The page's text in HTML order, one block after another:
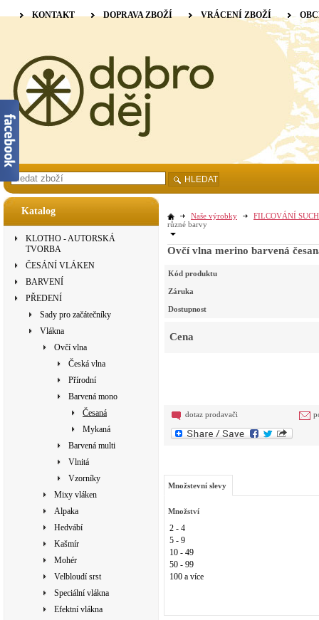
Katalog
KLOTHO - AUTORSKÁ
TVORBA
ČESÁNÍ VLÁKEN
BARVENÍ
PŘEDENÍ
Sady pro začátečníky
Vlákna
Ovčí vlna
Česká vlna
Přírodní
Barvená mono
Česaná
Mykaná
Barvená multi
Vlnitá
Vzorníky
Mixy vláken
Alpaka
Hedvábí
Kašmír
Mohér
Velbloudí srst
Speciální vlákna
Efektní vlákna
Naše výrobky
FILCOVÁNÍ
různé barvy
Ovčí vlna merino barvená
Kód produktu
Záruka
Dostupnost
Cena
dotaz prodavači
Množstevní slevy
Množství
2 - 4
5 - 9
10 - 49
50 - 99
100 a více
KONTAKT DOPRAVA ZBOŽÍ VRÁCENÍ ZBOŽÍ
HLEDAT